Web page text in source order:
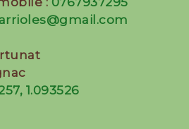
1.093526